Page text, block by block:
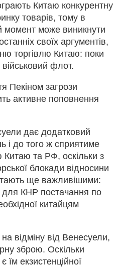
Китаю конкурентну
товарів, тому в
момент може виникнути
своїх аргументів,
торгівлю Китаю: поки
флот.
Пекіном загрози
активне поповнення
дає додатковий
і до того ж сприятиме
та РФ, оскільки з
блокади відносини
ще важливішими:
для КНР постачання по
китайцям
відміну від Венесуели,
зброю. Оскільки
їм екзистенційної